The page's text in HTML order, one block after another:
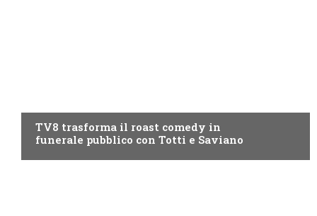
TV8 trasforma il roast comedy in
funerale pubblico con Totti e Saviano